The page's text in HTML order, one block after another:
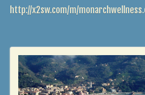
Ghttp://x2sw.com/m/